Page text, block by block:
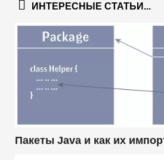
ИНТЕРЕСНЫЕ СТАТЬИ...
Пакеты Java и как их